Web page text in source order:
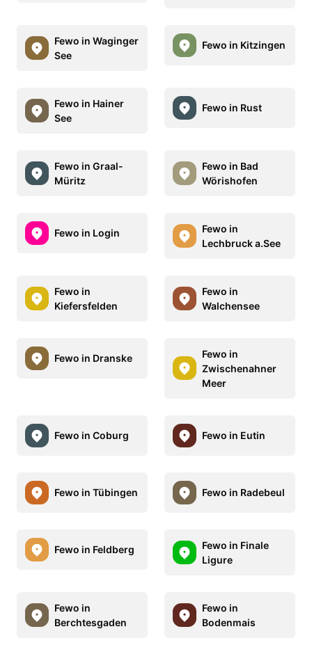
Fewo in Waginger
See
Fewo in Kitzingen
Fewo in Hainer
See
Fewo in Rust
Fewo in Graal-
Müritz
Fewo in Bad
Wörishofen
Fewo in Login
Fewo in
Lechbruck a.See
Fewo in
Kiefersfelden
Fewo in
Walchensee
Fewo in Dranske
Fewo in
Zwischenahner
Meer
Fewo in Coburg Fewo in Eutin
Fewo in Tübingen Fewo in Radebeul
Fewo in Feldberg
Fewo in Finale
Ligure
Fewo in
Berchtesgaden
Fewo in
Bodenmais